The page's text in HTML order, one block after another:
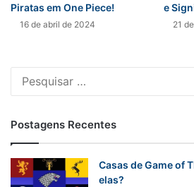
Piratas em One Piece!
16 de abril de 2024
e
21
Postagens Recentes
Casas de Game of
elas?